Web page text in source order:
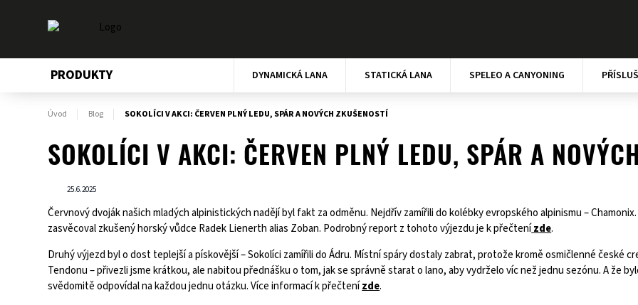
PRODUKTY DYNAMICKÁ LANA STATICKÁ LANA SPELEO A CANYONING
Úvod Blog SOKOLÍCI V AKCI: ČERVEN PLNÝ LEDU, SPÁR A NOVÝCH ZKUŠENOSTÍ
SOKOLÍCI V AKCI: ČERVEN PLNÝ LEDU, SPÁR A
25.6.2025
Červnový dvoják našich mladých alpinistických nadějí byl fakt za odměnu. Nejdřív zamířili do kolébky evropského alpinismu –
zasvěcoval zkušený horský vůdce Radek Lienerth alias Zoban. Podrobný report z tohoto výjezdu je k přečtenízde.
Druhý výjezd byl o dost teplejší a pískovější – Sokolíci zamířili do Ádru. Místní spáry dostaly zabrat, protože kromě osmičlenné české
Tendonu – přivezli jsme krátkou, ale nabitou přednášku o tom, jak se správně starat o lano, aby vydrželo víc než jednu sezónu. A že
svědomitě odpovídal na každou jednu otázku. Více informací k přečtenízde.